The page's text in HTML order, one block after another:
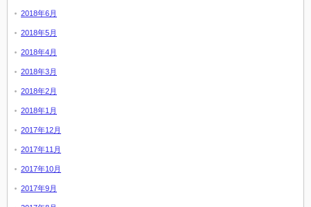
2018年6月
2018年5月
2018年4月
2018年3月
2018年2月
2018年1月
2017年12月
2017年11月
2017年10月
2017年9月